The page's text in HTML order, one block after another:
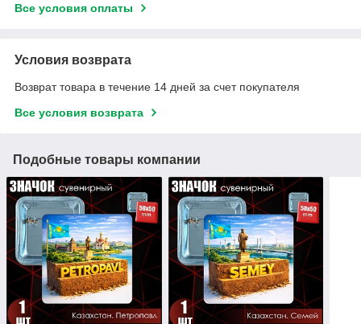
Все условия оплаты
Условия возврата
Возврат товара в течение 14 дней за счет покупателя
Все условия возврата
Подобные товары компании